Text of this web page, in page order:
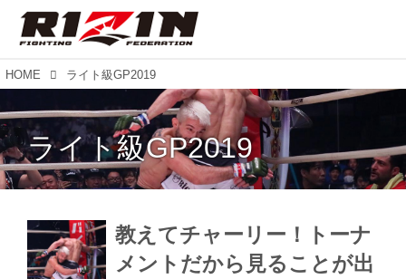
HOME ライト級GP2019
ライト級GP2019
教えてチャーリー！トーナ
メントだから見ることが出